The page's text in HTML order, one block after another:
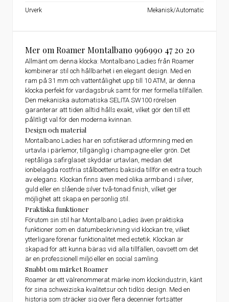
Mer om Roamer Montalbano 996990 47 20 20
Allmänt om denna klocka: Montalbano Ladies från Roamer
kombinerar stil och hållbarhet i en elegant design. Med en
ram på 31 mm och vattentålighet upp till 10 ATM, är denna
klocka perfekt för vardagsbruk samt för mer formella tillfällen.
Den mekaniska automatiska SELITA SW100 rörelsen
garanterar att tiden alltid hålls exakt, vilket gör den till ett
pålitligt val för den moderna kvinnan.
Design och material
Montalbano Ladies har en sofistikerad utformning med en
urtavla i pärlemor, tillgänglig i champagne eller grön. Det
reptåliga safirglaset skyddar urtavlan, medan det
ionbelagda rostfria stålboettens baksida tillför en extra touch
av elegans. Klockan finns även med olika armband i silver,
guld eller en slående silver två-tonad finish, vilket ger
möjlighet att skapa en personlig stil.
Praktiska funktioner
Förutom sin stil har Montalbano Ladies även praktiska
funktioner som en datumbeskrivning vid klockan tre, vilket
ytterligare förenar funktionalitet med estetik. Klockan är
skapad för att kunna bäras vid alla tillfällen, oavsett om det
är en professionell miljö eller en social samling.
Snabbt om märket Roamer
Roamer är ett välrenommerat märke inom klockindustrin, känt
för sina schweiziska kvalitetsur och tidlös design. Med en
historia som sträcker sig över flera decennier fortsätter
Urverk Mekanisk/Automatic